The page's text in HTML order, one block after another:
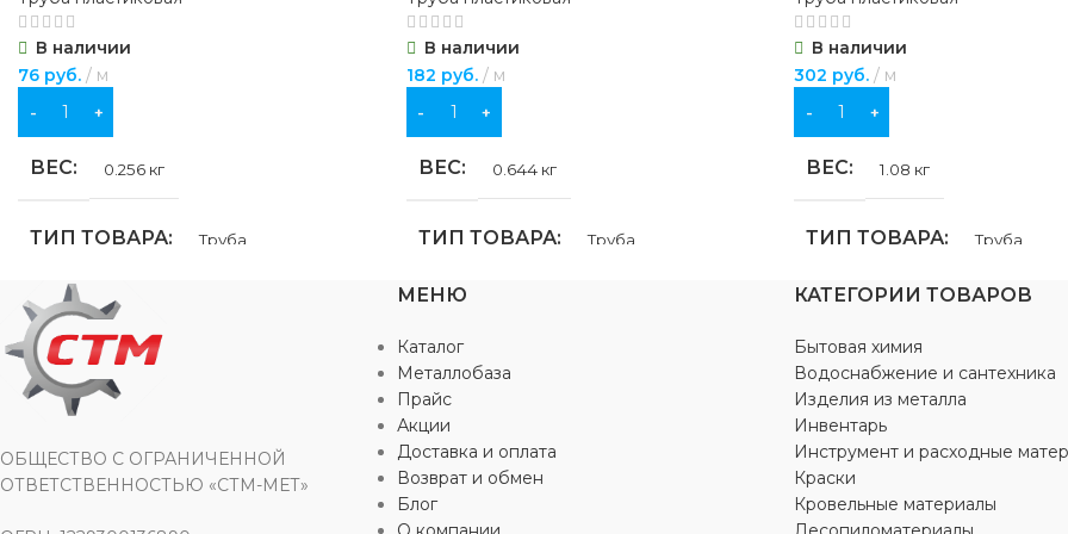
ДИАМЕТР
ВИД ФИТИНГА
горячее водоснабжение
холодное водоснабжение
ЦВЕТ
ЦВЕТ
В наличии
76 руб. м
В КОРЗИНУ
ВЕС 0.256 кг
ТИП ТОВАРА Труба
НАЗНАЧЕНИЕ
для водоснабжения
В наличии
182 руб. м
В КОРЗИНУ
ВЕС 0.644 кг
ТИП ТОВАРА Труба
НАЗНАЧЕНИЕ
для водоснабжения
БРЕНД
ЦВЕТ
В наличии
302 руб. м
В КОРЗИНУ
ВЕС 1.08 кг
ТИП ТОВАРА Труба
НАЗНАЧЕНИЕ
для водоснабжения,для
БРЕНД
ЦВЕТ серый
ОБЩЕСТВО С ОГРАНИЧЕННОЙ
ОТВЕТСТВЕННОСТЬЮ «СТМ-МЕТ»
МЕНЮ
Каталог
Металлобаза
Прайс
Акции
Доставка и оплата
Возврат и обмен
Блог
КАТЕГОРИИ ТОВАРОВ
Бытовая химия
Водоснабжение и сантехника
Изделия из металла
Инвентарь
Инструмент и расходные
Краски
Кровельные материалы